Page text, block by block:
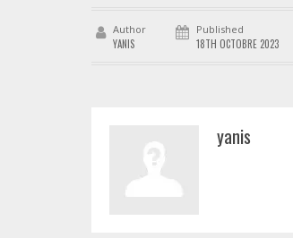
Author
YANIS
Published
18TH OCTOBRE 2023
yanis